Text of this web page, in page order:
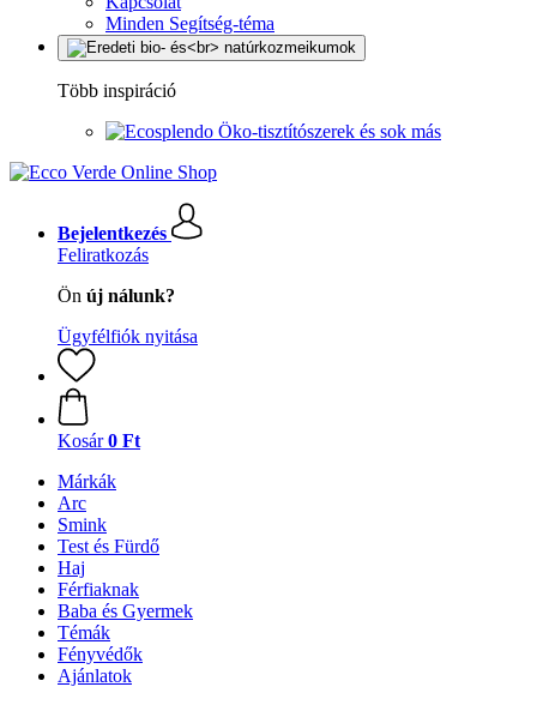
Minden Segítség-téma
Több inspiráció
Öko-tisztítószerek és sok más
Bejelentkezés
Feliratkozás
Ön új nálunk?
Ügyfélfiók nyitása
Kosár 0 Ft
Márkák
Arc
Smink
Test és Fürdő
Haj
Férfiaknak
Baba és Gyermek
Témák
Fényvédők
Ajánlatok